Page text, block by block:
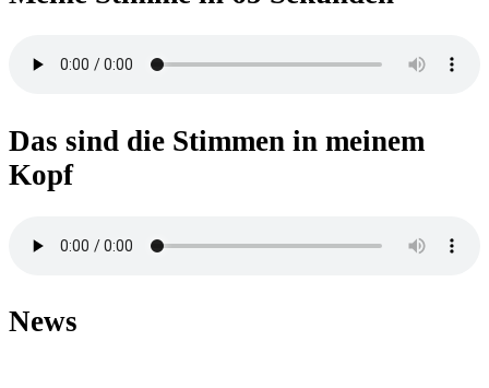
Das sind die Stimmen in meinem
Kopf
News